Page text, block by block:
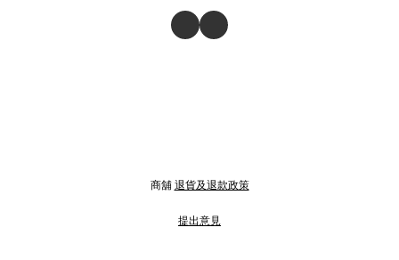
商舖 退貨及退款政策
提出意見